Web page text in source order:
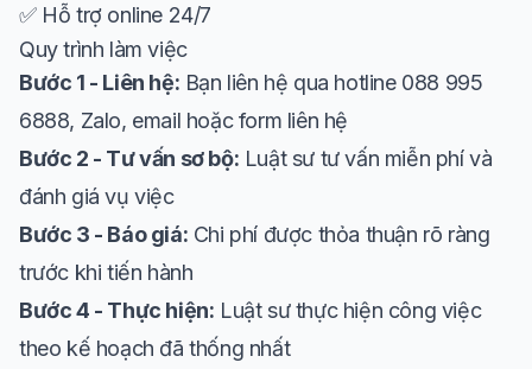
✅ Hỗ trợ online 24/7
Quy trình làm việc
Bước 1 - Liên hệ: Bạn liên hệ qua hotline 088 995
6888, Zalo, email hoặc form liên hệ
Bước 2 - Tư vấn sơ bộ: Luật sư tư vấn miễn phí và
đánh giá vụ việc
Bước 3 - Báo giá: Chi phí được thỏa thuận rõ ràng
trước khi tiến hành
Bước 4 - Thực hiện: Luật sư thực hiện công việc
theo kế hoạch đã thống nhất